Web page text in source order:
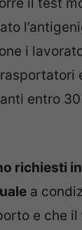
il test
i
entro
richiesti
a
e che il